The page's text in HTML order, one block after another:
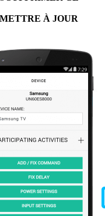
METTRE À JOUR